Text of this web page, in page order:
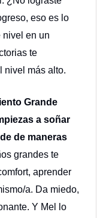
eso es lo
nivel en un
te
nivel más alto.
Grande
a soñar
de maneras
grandes te
aprender
a. Da miedo,
Y Mel lo